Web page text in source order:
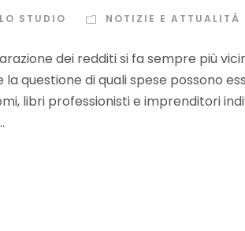
STUDIO NOTIZIE E ATTUALITÀ
dei redditi si fa sempre più
questione di quali spese possono
libri professionisti e imprenditori